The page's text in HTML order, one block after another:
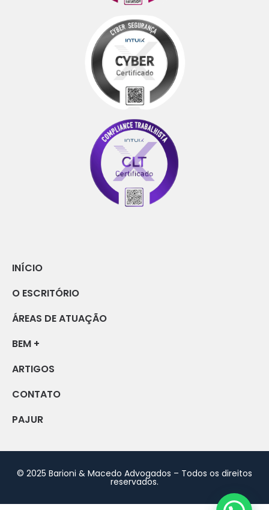
INÍCIO
O ESCRITÓRIO
ÁREAS DE ATUAÇÃO
BEM +
ARTIGOS
CONTATO
PAJUR
© 2025 Barioni & Macedo Advogados – Todos os direitos
reservados.